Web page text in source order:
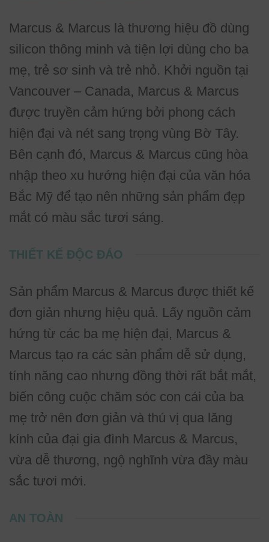
Marcus & Marcus là thương hiệu đồ dùng
silicon thông minh và tiện lợi dùng cho ba
mẹ, trẻ sơ sinh và trẻ nhỏ. Khởi nguồn tại
Vancouver – Canada, Marcus & Marcus
được truyền cảm hứng bởi phong cách
hiện đại và nét sang trọng vùng Bờ Tây.
Bên cạnh đó, Marcus & Marcus cũng hòa
nhập theo xu hướng hiện đại của văn hóa
Bắc Mỹ để tạo nên những sản phẩm đẹp
mắt có màu sắc tươi sáng.
THIẾT KẾ ĐỘC ĐÁO
Sản phẩm Marcus & Marcus được thiết kế
đơn giản nhưng hiệu quả. Lấy nguồn cảm
hứng từ các ba mẹ hiện đại, Marcus &
Marcus tạo ra các sản phẩm dễ sử dụng,
tính năng cao nhưng đồng thời rất bắt mắt,
biến công cuộc chăm sóc con cái của ba
mẹ trở nên đơn giản và thú vị qua lăng
kính của đại gia đình Marcus & Marcus,
vừa dễ thương, ngộ nghĩnh vừa đầy màu
sắc tươi mới.
AN TOÀN